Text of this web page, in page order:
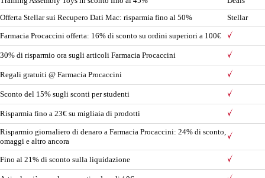
Offerta Stellar sui Recupero Dati Mac: risparmia fino al 50%
Stellar
Farmacia Procaccini offerta: 16% di sconto su ordini superiori a 100€
30% di risparmio ora sugli articoli Farmacia Procaccini
Regali gratuiti @ Farmacia Procaccini
Sconto del 15% sugli sconti per studenti
Risparmia fino a 23€ su migliaia di prodotti
Risparmio giornaliero di denaro a Farmacia Procaccini: 24% di sconto,
omaggi e altro ancora
Fino al 21% di sconto sulla liquidazione